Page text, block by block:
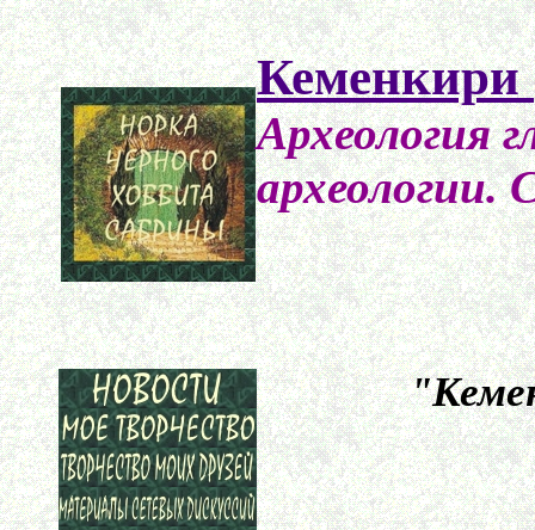
Кеменкири
Археология
археологии.